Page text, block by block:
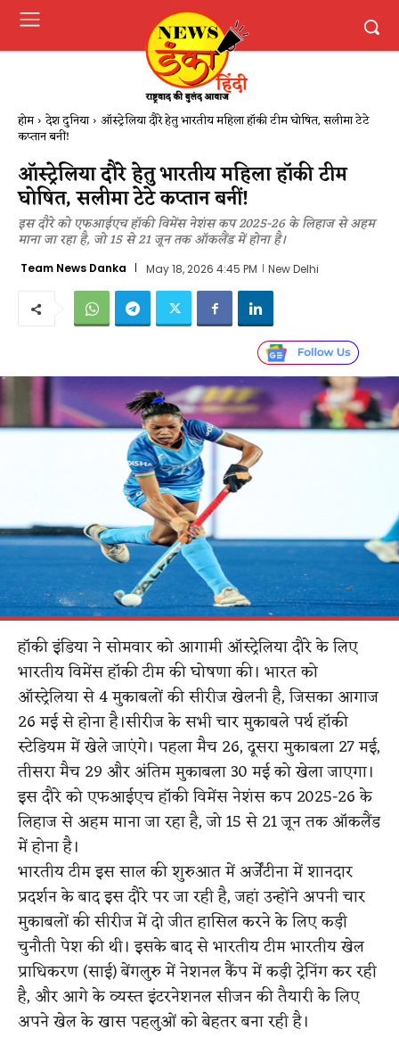
होम देश दुनिया ऑस्ट्रेलिया दौरे हेतु भारतीय महिला हॉकी टीम घोषित, सलीमा टेटे
कप्तान बनीं!
ऑस्ट्रेलिया दौरे हेतु भारतीय महिला हॉकी टीम
घोषित, सलीमा टेटे कप्तान बनीं!
इस दौरे को एफआईएच हॉकी विमेंस नेशंस कप 2025-26 के लिहाज से अहम
माना जा रहा है, जो 15 से 21 जून तक ऑकलैंड में होना है।
Team News Danka May 18, 2026 4:45 PM New Delhi
हॉकी इंडिया ने सोमवार को आगामी ऑस्ट्रेलिया दौरे के लिए
भारतीय विमेंस हॉकी टीम की घोषणा की। भारत को
ऑस्ट्रेलिया से 4 मुकाबलों की सीरीज खेलनी है, जिसका आगाज
26 मई से होना है।सीरीज के सभी चार मुकाबले पर्थ हॉकी
स्टेडियम में खेले जाएंगे। पहला मैच 26, दूसरा मुकाबला 27 मई,
तीसरा मैच 29 और अंतिम मुकाबला 30 मई को खेला जाएगा।
इस दौरे को एफआईएच हॉकी विमेंस नेशंस कप 2025-26 के
लिहाज से अहम माना जा रहा है, जो 15 से 21 जून तक ऑकलैंड
में होना है।
भारतीय टीम इस साल की शुरुआत में अर्जेंटीना में शानदार
प्रदर्शन के बाद इस दौरे पर जा रही है, जहां उन्होंने अपनी चार
मुकाबलों की सीरीज में दो जीत हासिल करने के लिए कड़ी
चुनौती पेश की थी। इसके बाद से भारतीय टीम भारतीय खेल
प्राधिकरण (साई) बेंगलुरु में नेशनल कैंप में कड़ी ट्रेनिंग कर रही
है, और आगे के व्यस्त इंटरनेशनल सीजन की तैयारी के लिए
अपने खेल के खास पहलुओं को बेहतर बना रही है।